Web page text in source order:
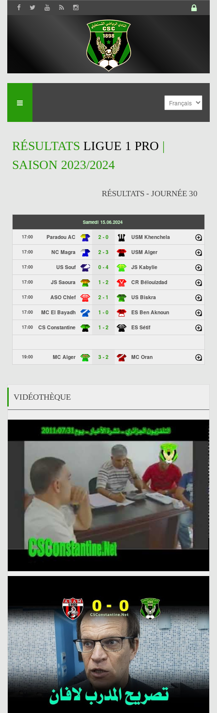
RÉSULTATS LIGUE 1 PRO |
SAISON 2023/2024
RÉSULTATS - JOURNÉE 30
Samedi 15.06.2024
17:00 Paradou AC 2 - 0 USM Khenchela
17:00 NC Magra 2 - 3 USM Alger
17:00 US Souf 0 - 4 JS Kabylie
17:00 JS Saoura 1 - 2 CR Bélouizdad
17:00 ASO Chlef 2 - 1 US Biskra
17:00 MC El Bayadh 1 - 0 ES Ben Aknoun
17:00 CS Constantine 1 - 2 ES Sétif
19:00 MC Alger 3 - 2 MC Oran
VIDÉOTHÈQUE